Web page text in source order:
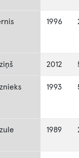
1996
2012
1993
1989